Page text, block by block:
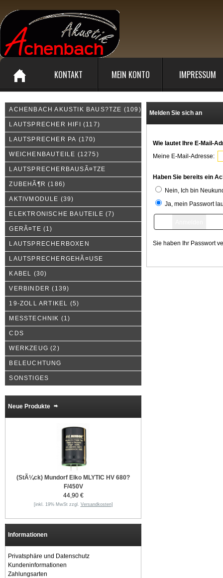
KONTAKT MEIN KONTO IMPRESSUM
ACHENBACH AKUSTIK BAUS?TZE (109)
LAUTSPRECHER HIFI (117)
LAUTSPRECHER PA (170)
WEICHENBAUTEILE (1275)
LAUTSPRECHERBAUSÃ¤TZE
ZUBEHÃ¶R (186)
AKTIVMODULE (39)
ELEKTRONISCHE BAUTEILE (7)
GERÃ¤TE (1)
LAUTSPRECHERBOXEN
LAUTSPRECHERGEHÃ¤USE
KABEL (30)
VERBINDER (139)
19-ZOLL ARTIKEL (5)
MESSTECHNIK (1)
CDS
WERKZEUG (2)
BELEUCHTUNG
SONSTIGES
Neue Produkte
(StÃ¼ck) Mundorf Elko MLYTIC HV 680?
F/450V
44,90 €
[inkl. 19% MwSt zzgl. Versandkosten]
Informationen
Privatsphäre und Datenschutz
Kundeninformationen
Zahlungsarten
Melden Sie sich an
Wie lautet Ihre E-Mail-
Meine E-Mail-Adresse:
Haben Sie bereits ein
Nein, Ich bin
Ja, mein Passwort
Sie haben Ihr Passwort